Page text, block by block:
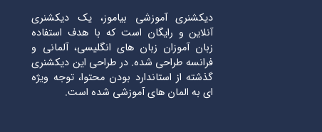
دیکشنری آموزشی بیاموز، یک دیکشنری
آنلاین و رایگان است که با هدف استفاده
زبان آموزان زبان های انگلیسی، آلمانی و
فرانسه طراحی شده. در طراحی این دیکشنری
گذشته از استاندارد بودن محتوا، توجه ویژه
ای به المان های آموزشی شده است.